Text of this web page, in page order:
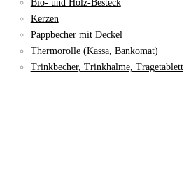
Bio- und Holz-Besteck
Kerzen
Pappbecher mit Deckel
Thermorolle (Kassa, Bankomat)
Trinkbecher, Trinkhalme, Tragetablett